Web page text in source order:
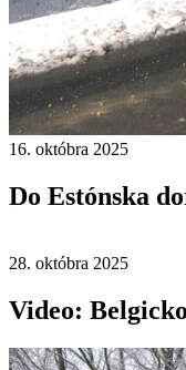
16. októbra 2025
Do Estónska
28. októbra 2025
Video: